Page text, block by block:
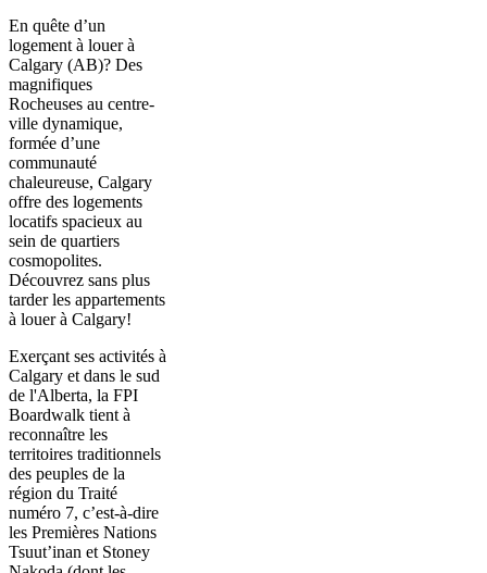
En quête d’un
logement à louer à
Calgary (AB)? Des
magnifiques
Rocheuses au centre-
ville dynamique,
formée d’une
communauté
chaleureuse, Calgary
offre des logements
locatifs spacieux au
sein de quartiers
cosmopolites.
Découvrez sans plus
tarder les appartements
à louer à Calgary!
Exerçant ses activités à
Calgary et dans le sud
de l'Alberta, la FPI
Boardwalk tient à
reconnaître les
territoires traditionnels
des peuples de la
région du Traité
numéro 7, c’est-à-dire
les Premières Nations
Tsuut’inan et Stoney